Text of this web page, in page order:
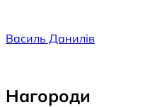
вмісту
Василь Данилів
Нагороди